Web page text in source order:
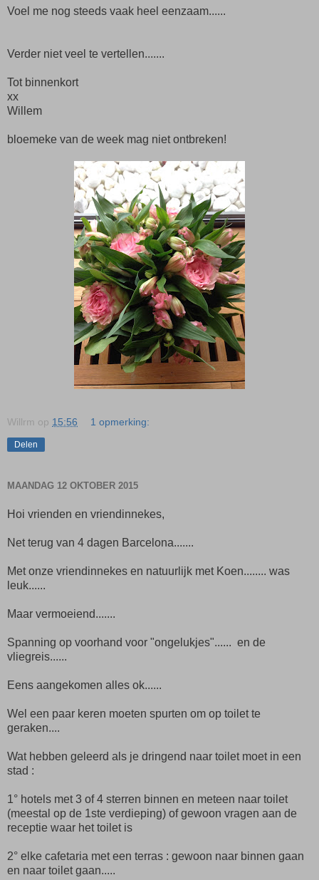
Voel me nog steeds vaak heel eenzaam......
Verder niet veel te vertellen.......
Tot binnenkort
xx
Willem
bloemeke van de week mag niet ontbreken!
Willrm op 15:56 1 opmerking:
Delen
MAANDAG 12 OKTOBER 2015
Hoi vrienden en vriendinnekes,
Net terug van 4 dagen Barcelona.......
Met onze vriendinnekes en natuurlijk met Koen........ was
leuk......
Maar vermoeiend.......
Spanning op voorhand voor "ongelukjes"...... en de
vliegreis......
Eens aangekomen alles ok......
Wel een paar keren moeten spurten om op toilet te
geraken....
Wat hebben geleerd als je dringend naar toilet moet in een
stad :
1° hotels met 3 of 4 sterren binnen en meteen naar toilet
(meestal op de 1ste verdieping) of gewoon vragen aan de
receptie waar het toilet is
2° elke cafetaria met een terras : gewoon naar binnen gaan
en naar toilet gaan.....